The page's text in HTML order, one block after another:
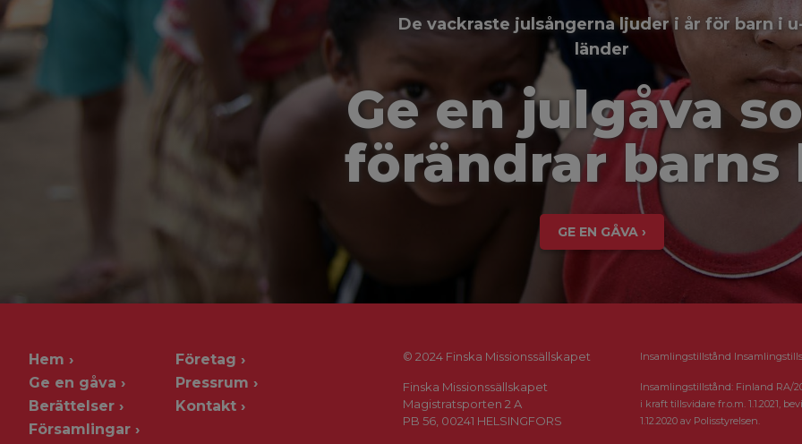
De vackraste julsångerna ljuder i år för barn i
länder
Ge en julgåva
förändrar barns
GE EN GÅVA ›
Hem
Ge en gåva
Berättelser
Församlingar
Företag
Pressrum
Kontakt
© 2024 Finska Missionssällskapet
Finska Missionssällskapet
Magistratsporten 2 A
PB 56, 00241 HELSINGFORS
Insamlingstillstånd
Insamlingstillstånd: Finland RA/
i kraft tillsvidare fr.o.m. 1.1.2021,
1.12.2020 av Polisstyrelsen.